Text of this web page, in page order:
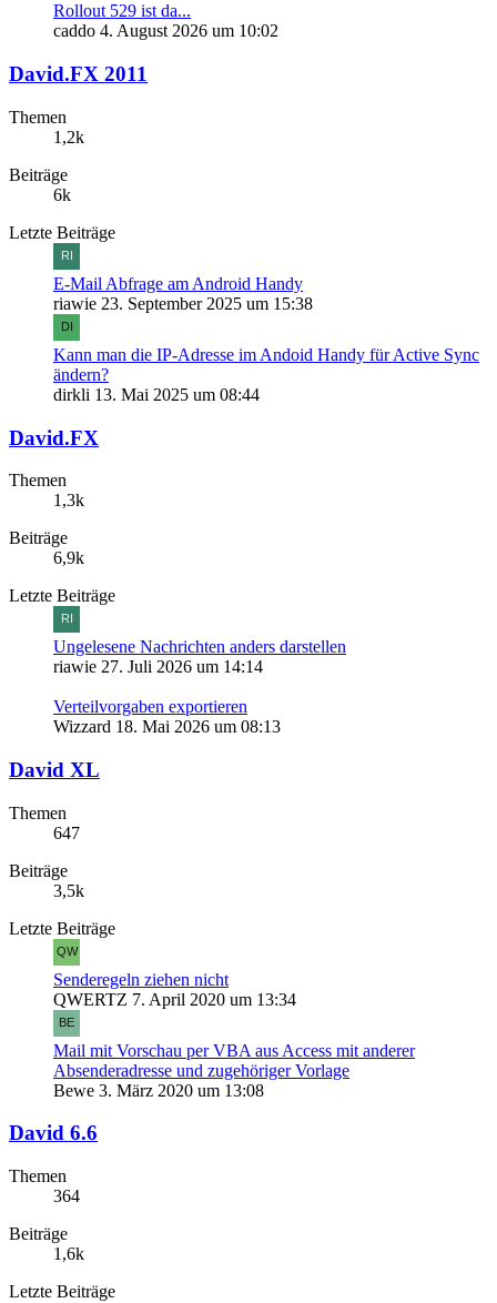
Rollout 529 ist da...
caddo 4. August 2026 um 10:02
David.FX 2011
Themen
1,2k
Beiträge
6k
Letzte Beiträge
E-Mail Abfrage am Android Handy
riawie 23. September 2025 um 15:38
Kann man die IP-Adresse im Andoid Handy für Active Sync
ändern?
dirkli 13. Mai 2025 um 08:44
David.FX
Themen
1,3k
Beiträge
6,9k
Letzte Beiträge
Ungelesene Nachrichten anders darstellen
riawie 27. Juli 2026 um 14:14
Verteilvorgaben exportieren
Wizzard 18. Mai 2026 um 08:13
David XL
Themen
647
Beiträge
3,5k
Letzte Beiträge
Senderegeln ziehen nicht
QWERTZ 7. April 2020 um 13:34
Mail mit Vorschau per VBA aus Access mit anderer
Absenderadresse und zugehöriger Vorlage
Bewe 3. März 2020 um 13:08
David 6.6
Themen
364
Beiträge
1,6k
Letzte Beiträge